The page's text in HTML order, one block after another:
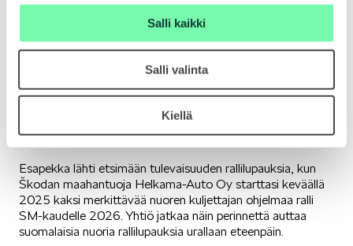
Salli kaikki
Salli valinta
Kiellä
Helkama-Auton nuorten kuljettajien ohjelma
julkistettiin huhtikuussa 2025 Inkoossa Marcus
Grönholmin yksityisessä rallimuseossa. Kuvassa
toimitusjohtaja Maija Koskela sekä rallikuljettajat
Esapekka Lappi ja Niclas Grönholm.
Talenttia, treeniä, työtä ja mahdollisuuksia
Esapekka lähti etsimään tulevaisuuden rallilupauksia, kun
Škodan maahantuoja Helkama-Auto Oy starttasi keväällä
2025 kaksi merkittävää nuoren kuljettajan ohjelmaa ralli
SM-kaudelle 2026. Yhtiö jatkaa näin perinnettä auttaa
suomalaisia nuoria rallilupauksia urallaan eteenpäin.